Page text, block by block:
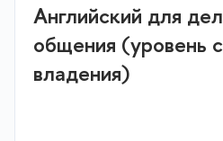
Английский для
общения (уровень
владения)